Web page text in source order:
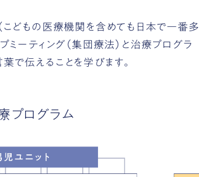
こどもの医療機関を含めても日本で一番多
ーティング（集団療法）と治療プログラ
で伝えることを学びます。
プログラム